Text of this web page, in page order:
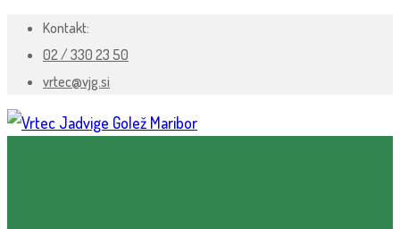
Kontakt:
02 / 330 23 50
vrtec@vjg.si